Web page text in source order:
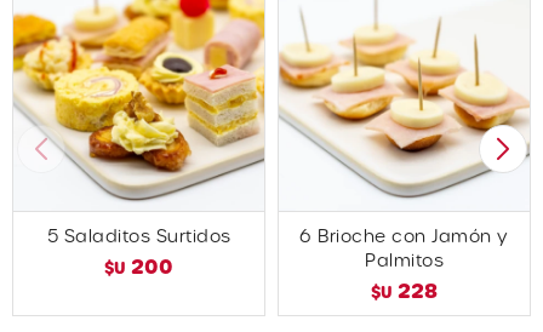
5 Saladitos Surtidos
$U 200
6 Brioche con Jamón y
Palmitos
$U 228